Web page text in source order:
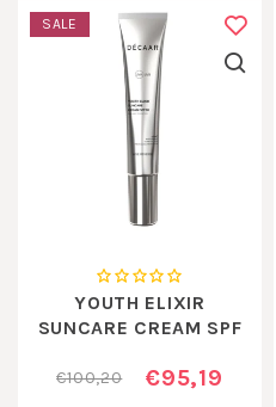
SALE
YOUTH ELIXIR
SUNCARE CREAM SPF
€100,20 €95,19